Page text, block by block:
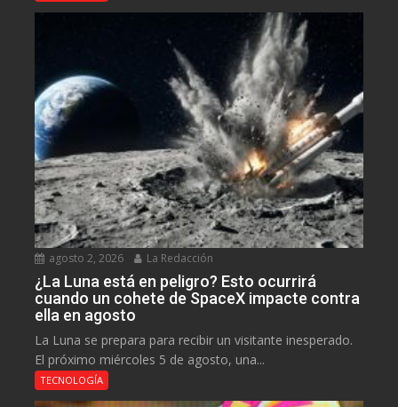
agosto 2, 2026 La Redacción
¿La Luna está en peligro? Esto ocurrirá
cuando un cohete de SpaceX impacte contra
ella en agosto
La Luna se prepara para recibir un visitante inesperado.
El próximo miércoles 5 de agosto, una...
TECNOLOGÍA